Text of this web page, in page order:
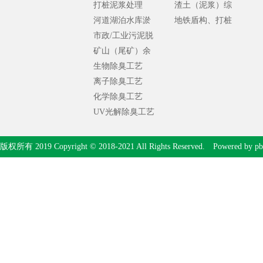
打桩泥浆处理
河道湖泊水库淤
泥处理
市政/工业污泥脱
水处理
矿山（尾矿）余
泥处理
生物除臭工艺
离子除臭工艺
化学除臭工艺
UV光解除臭工艺
渣土（泥浆）综
合处理
地铁盾构、打桩
版权所有 2019 Copyright © 2018-2021 All Rights Reserved. Powered by